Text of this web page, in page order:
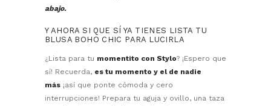
abajo.
Y AHORA SI QUE SÍ YA TIENES LISTA TU
BLUSA BOHO CHIC PARA LUCIRLA
¿Lista para tu momentito con Stylo? ¡Espero que
sí! Recuerda, es tu momento y el de nadie
más ¡así que ponte cómoda y cero
interrupciones! Prepara tu aguja y ovillo, una taza